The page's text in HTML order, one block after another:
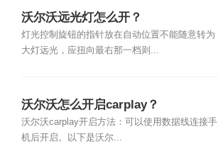
沃尔沃远光灯怎么开？
灯光控制旋钮的指针放在自动位置不能随意转为
大灯远光，应扭向最右那一档则...
沃尔沃怎么开启carplay？
沃尔沃carplay开启方法：可以使用数据线连接手
机后开启。以下是沃尔...